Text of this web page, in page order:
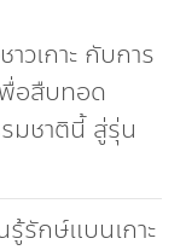
วเกาะ กับการ
อสืบทอด
มชาตินี้ สู่รุ่น
รักษ์แบนเกาะ